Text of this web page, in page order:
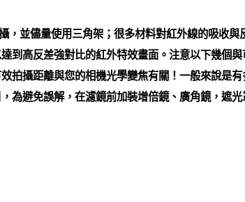
並儘量使用三角架；很多材料對紅外線的吸收與
到高反差強對比的紅外特效畫面。注意以下幾個
拍攝距離與您的相機光學變焦有關！一般來說是
為避免誤解，在濾鏡前加裝增倍鏡、廣角鏡，遮